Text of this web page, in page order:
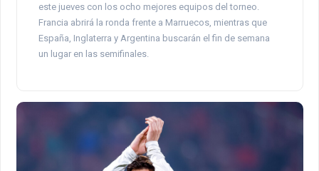
este jueves con los ocho mejores equipos del torneo.
Francia abrirá la ronda frente a Marruecos, mientras que
España, Inglaterra y Argentina buscarán el fin de semana
un lugar en las semifinales.